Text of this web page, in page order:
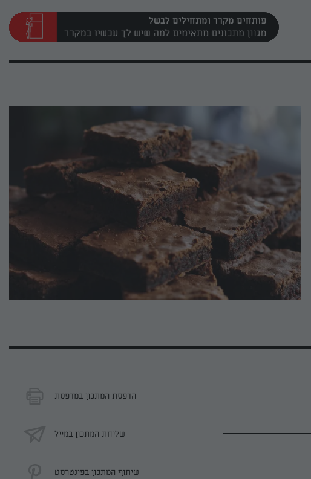
פותחים מקרר ומתחילים לבשל
הדפסת המתכון במדפסת
שליחת המתכון במייל
שיתוף המתכון בפינטרסט